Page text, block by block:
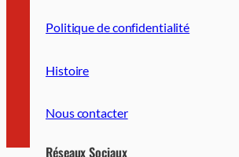
Politique de confidentialité
Histoire
Nous contacter
Réseaux Sociaux